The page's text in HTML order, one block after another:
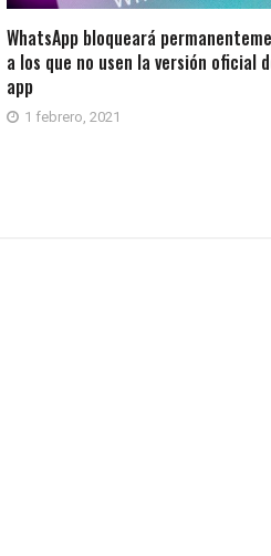
WhatsApp bloqueará
a los que no usen la versión oficial
app
1 febrero, 2021